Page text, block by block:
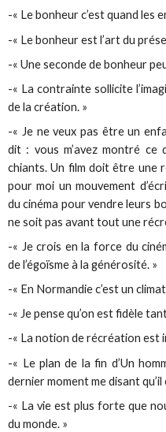
-« Le bonheur c’est quand les
-« Le bonheur est l’art du
-« Une seconde de bonheur
-« La contrainte sollicite
de la création. »
-« Je ne veux pas être un
dit : vous m’avez montré ce
chiants. Un film doit être une
pour moi un mouvement
du cinéma pour vendre leurs
ne soit pas avant tout une
-« Je crois en la force du
de l’égoïsme à la générosité. »
-« En Normandie c’est un
-« Je pense qu’on est fidèle
-« La notion de récréation est
-« Le plan de la fin d’Un
dernier moment me disant
-« La vie est plus forte que
du monde. »